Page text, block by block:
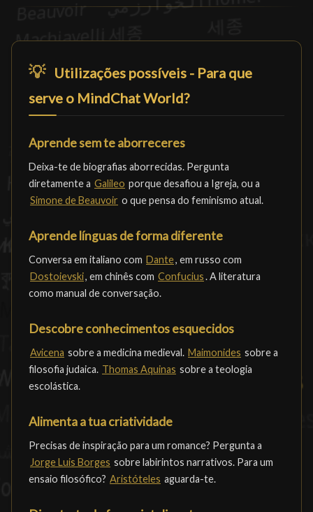
💡 Utilizações possíveis - Para que
serve o MindChat World?
Aprende sem te aborreceres
Deixa-te de biografias aborrecidas. Pergunta
diretamente a Galileo porque desafiou a Igreja, ou a
Simone de Beauvoir o que pensa do feminismo atual.
Aprende línguas de forma diferente
Conversa em italiano com Dante, em russo com
Dostoievski, em chinês com Confucius. A literatura
como manual de conversação.
Descobre conhecimentos esquecidos
Avicena sobre a medicina medieval. Maimonides sobre a
filosofia judaica. Thomas Aquinas sobre a teologia
escolástica.
Alimenta a tua criatividade
Precisas de inspiração para um romance? Pergunta a
Jorge Luis Borges sobre labirintos narrativos. Para um
ensaio filosófico? Aristóteles aguarda-te.